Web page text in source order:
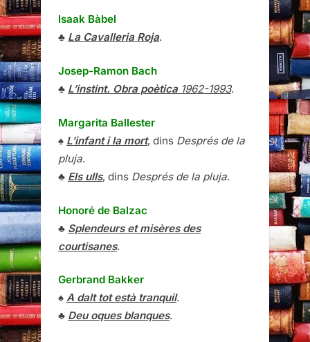
Isaak Bàbel
♣ La Cavalleria Roja.
Josep-Ramon Bach
♣ L’instint. Obra poètica1962-1993.
Margarita Ballester
♠ L’infant i la mort, dins Després de la
pluja.
♣ Els ulls, dins Després de la pluja.
Honoré de Balzac
♣ Splendeurs et misères des
courtisanes.
Gerbrand Bakker
♠ A dalt tot està tranquil.
♣ Deu oques blanques.